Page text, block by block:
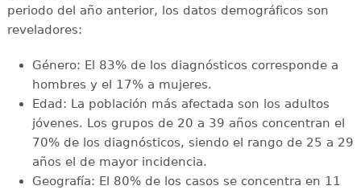
periodo del año anterior, los datos demográficos son
reveladores:
Género: El 83% de los diagnósticos corresponde a
hombres y el 17% a mujeres.
Edad: La población más afectada son los adultos
jóvenes. Los grupos de 20 a 39 años concentran el
70% de los diagnósticos, siendo el rango de 25 a 29
años el de mayor incidencia.
Geografía: El 80% de los casos se concentra en 11